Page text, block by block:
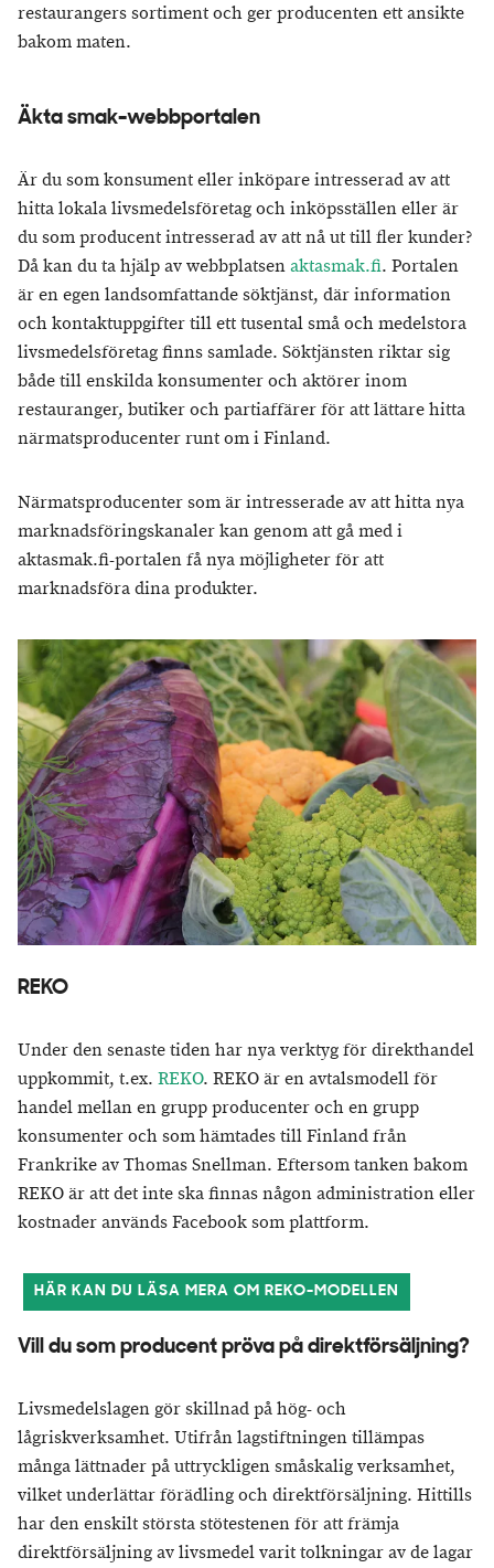
restaurangers sortiment och ger producenten ett ansikte
bakom maten.
Äkta smak-webbportalen
Är du som konsument eller inköpare intresserad av att
hitta lokala livsmedelsföretag och inköpsställen eller är
du som producent intresserad av att nå ut till fler kunder?
Då kan du ta hjälp av webbplatsenaktasmak.fi. Portalen
är en egen landsomfattande söktjänst, där information
och kontaktuppgifter till ett tusental små och medelstora
livsmedelsföretag finns samlade. Söktjänsten riktar sig
både till enskilda konsumenter och aktörer inom
restauranger, butiker och partiaffärer för att lättare hitta
närmatsproducenter runt om i Finland.
Närmatsproducenter som är intresserade av att hitta nya
marknadsföringskanaler kan genom att gå med i
aktasmak.fi-portalen få nya möjligheter för att
marknadsföra dina produkter.
REKO
Under den senaste tiden har nya verktyg för direkthandel
uppkommit, t.ex. REKO. REKO är en avtalsmodell för
handel mellan en grupp producenter och en grupp
konsumenter och som hämtades till Finland från
Frankrike av Thomas Snellman. Eftersom tanken bakom
REKO är att det inte ska finnas någon administration eller
kostnader används Facebook som plattform.
HÄR KAN DU LÄSA MERA OM REKO-MODELLEN
Vill du som producent pröva på direktförsäljning?
Livsmedelslagen gör skillnad på hög- och
lågriskverksamhet. Utifrån lagstiftningen tillämpas
många lättnader på uttryckligen småskalig verksamhet,
vilket underlättar förädling och direktförsäljning. Hittills
har den enskilt största stötestenen för att främja
direktförsäljning av livsmedel varit tolkningar av de lagar